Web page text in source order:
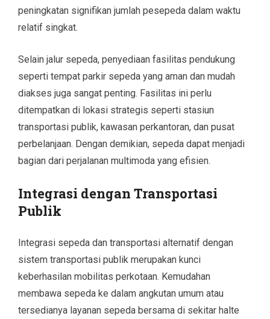
peningkatan signifikan jumlah pesepeda dalam waktu
relatif singkat.
Selain jalur sepeda, penyediaan fasilitas pendukung
seperti tempat parkir sepeda yang aman dan mudah
diakses juga sangat penting. Fasilitas ini perlu
ditempatkan di lokasi strategis seperti stasiun
transportasi publik, kawasan perkantoran, dan pusat
perbelanjaan. Dengan demikian, sepeda dapat menjadi
bagian dari perjalanan multimoda yang efisien.
Integrasi dengan Transportasi
Publik
Integrasi sepeda dan transportasi alternatif dengan
sistem transportasi publik merupakan kunci
keberhasilan mobilitas perkotaan. Kemudahan
membawa sepeda ke dalam angkutan umum atau
tersedianya layanan sepeda bersama di sekitar halte